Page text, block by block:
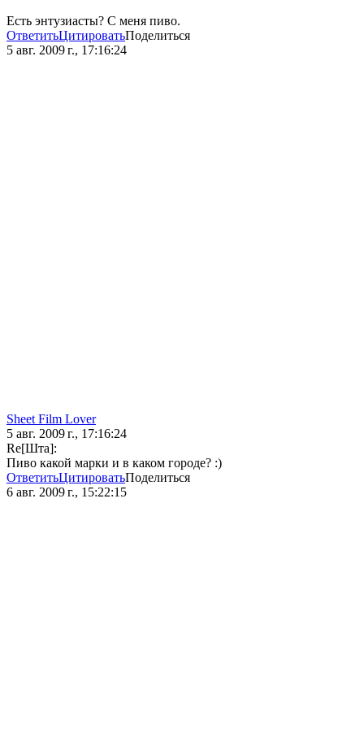
Есть энтузиасты? С меня пиво.
ОтветитьЦитироватьПоделиться
5 авг. 2009 г., 17:16:24
Sheet Film Lover
5 авг. 2009 г., 17:16:24
Re[Шта]:
Пиво какой марки и в каком городе? :)
ОтветитьЦитироватьПоделиться
6 авг. 2009 г., 15:22:15